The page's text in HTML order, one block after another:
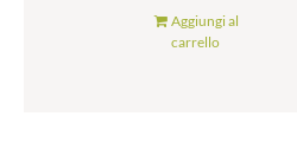
Aggiungi al
carrello